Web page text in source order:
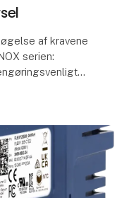
af kravene
serien: